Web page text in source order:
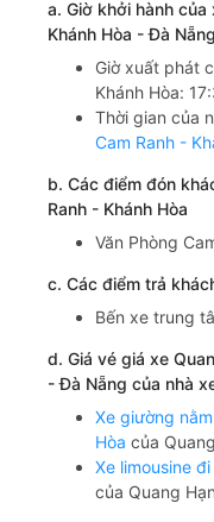
a. Giờ khởi hành của
Khánh Hòa - Đà Nẵng
Giờ xuất phát
Khánh Hòa:
Thời gian của
Cam Ranh -
b. Các điểm đón
Ranh - Khánh Hòa
Văn Phòng
c. Các điểm trả
Bến xe trung
d. Giá vé giá xe
- Đà Nẵng của nhà
Xe giường
Hòa của
Xe limousine
của Quang